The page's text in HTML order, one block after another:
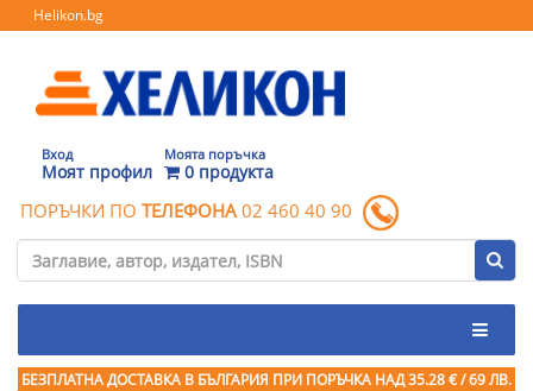
Helikon.bg
Вход
Моят профил
Моята поръчка
0 продукта
ПОРЪЧКИ ПО ТЕЛЕФОНА 02 460 40 90
БЕЗПЛАТНА ДОСТАВКА В БЪЛГАРИЯ ПРИ ПОРЪЧКА НАД 35.28 € / 69 ЛВ.